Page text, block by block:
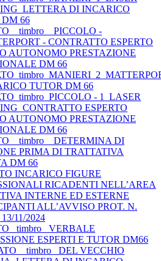
DI INCARICO
66
_ timbro _ PICCOLO -
- CONTRATTO ESPERTO
AUTONOMO PRESTAZIONE
DM 66
TUTOR DM 66
- 1_LASER
ESPERTO
AUTONOMO PRESTAZIONE
DM 66
_ timbro _ DETERMINA DI
PRIMA DI TRATTATIVA
DM 66
INCARICO FIGURE
RICADENTI NELL’AREA
INTERNE ED ESTERNE
ALL’AVVISO PROT. N.
11/2024
timbro _VERBALE
ESPERTI E TUTOR DM66
_ timbro _DEL VECCHIO